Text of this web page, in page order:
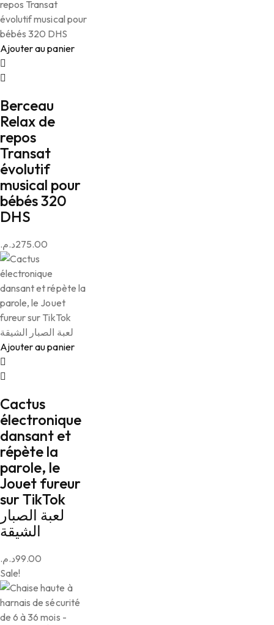
Ajouter au panier
Berceau
Relax de
repos
Transat
évolutif
musical pour
bébés 320
DHS
275.00د.م.
Ajouter au panier
Cactus
électronique
dansant et
répète la
parole, le
Jouet fureur
sur TikTok
لعبة الصبار
الشيقة
99.00د.م.
Sale!